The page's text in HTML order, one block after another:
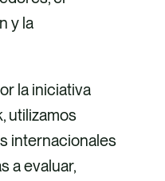
y la
la iniciativa
utilizamos
internacionales
a evaluar,